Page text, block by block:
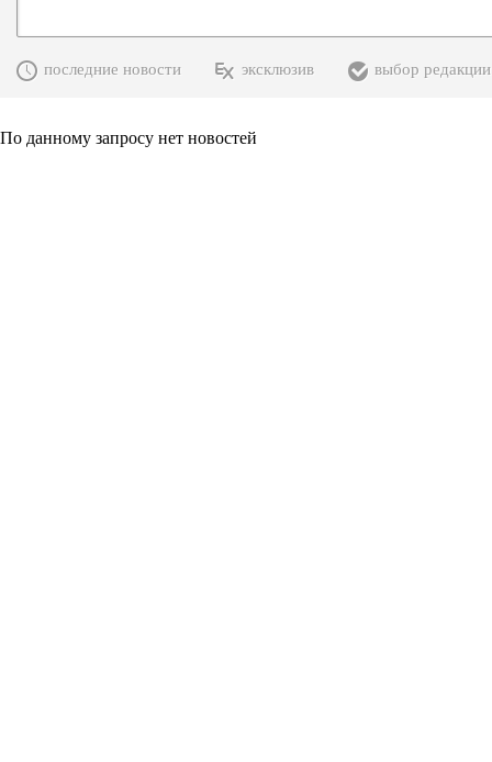
последние новости эксклюзив выбор редакции
По данному запросу нет новостей